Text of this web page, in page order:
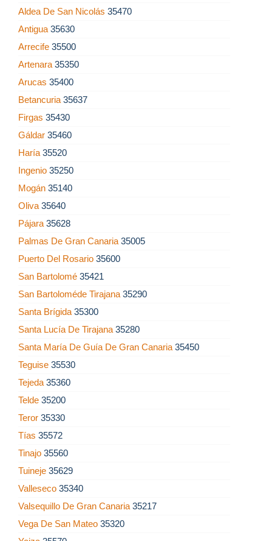
Aldea De San Nicolás 35470
Antigua 35630
Arrecife 35500
Artenara 35350
Arucas 35400
Betancuria 35637
Firgas 35430
Gáldar 35460
Haría 35520
Ingenio 35250
Mogán 35140
Oliva 35640
Pájara 35628
Palmas De Gran Canaria 35005
Puerto Del Rosario 35600
San Bartolomé 35421
San Bartoloméde Tirajana 35290
Santa Brígida 35300
Santa Lucía De Tirajana 35280
Santa María De Guía De Gran Canaria 35450
Teguise 35530
Tejeda 35360
Telde 35200
Teror 35330
Tías 35572
Tinajo 35560
Tuineje 35629
Valleseco 35340
Valsequillo De Gran Canaria 35217
Vega De San Mateo 35320